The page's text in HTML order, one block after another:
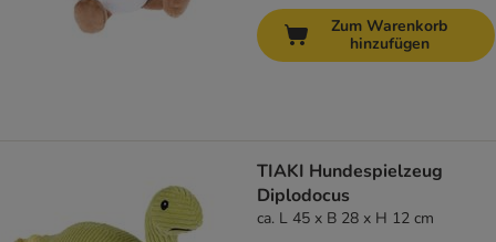
Zum Warenkorb
hinzufügen
TIAKI Hundespielzeug
Diplodocus
ca. L 45 x B 28 x H 12 cm